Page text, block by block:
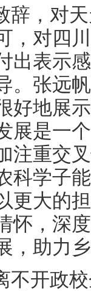
辞，对
，对四
出表示
。张远
好地展
展是一
注重交
科学子
更大的
怀，深
，助力
不开政